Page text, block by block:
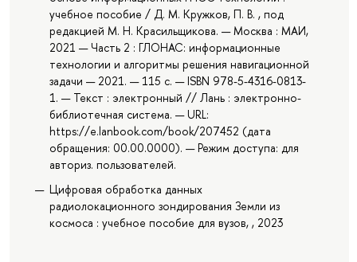
учебное пособие / Д. М. Кружков, П. В. , под
редакцией М. Н. Красильщикова. — Москва : МАИ,
2021 — Часть 2 : ГЛОНАС: информационные
технологии и алгоритмы решения навигационной
задачи — 2021. — 115 с. — ISBN 978-5-4316-0813-
1. — Текст : электронный // Лань : электронно-
библиотечная система. — URL:
https://e.lanbook.com/book/207452 (дата
обращения: 00.00.0000). — Режим доступа: для
авториз. пользователей.
Цифровая обработка данных
радиолокационного зондирования Земли из
космоса : учебное пособие для вузов, , 2023